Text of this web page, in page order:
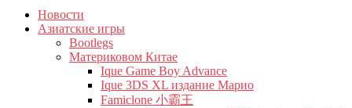
Новости
Азиатские игры
Bootlegs
Материковом Китае
Ique Game Boy Advance
Ique 3DS XL издание Марио
Famiclone 小霸王